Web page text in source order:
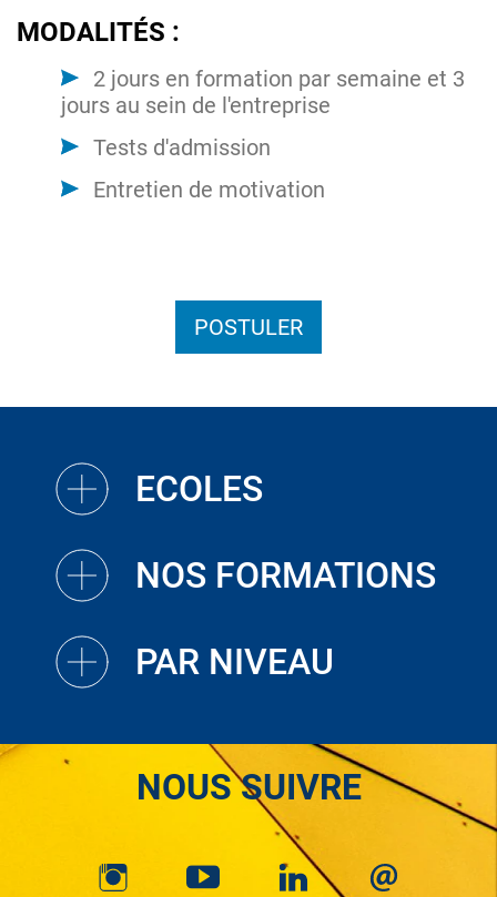
MODALITÉS :
2 jours en formation par semaine et 3
jours au sein de l'entreprise
Tests d'admission
Entretien de motivation
POSTULER
ECOLES
NOS FORMATIONS
PAR NIVEAU
NOUS SUIVRE